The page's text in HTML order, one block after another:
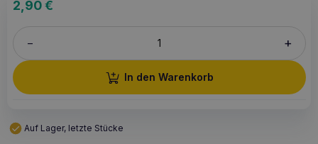
2,90€
– +
In den Warenkorb
Auf Lager, letzte Stücke